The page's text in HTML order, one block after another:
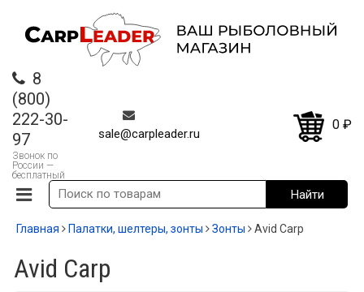
8
(800)
222-30-
97
Звонок по
России —
бесплатный
sale@carpleader.ru
0 ₽
Главная Палатки, шелтеры, зонты Зонты Avid Carp
Avid Carp